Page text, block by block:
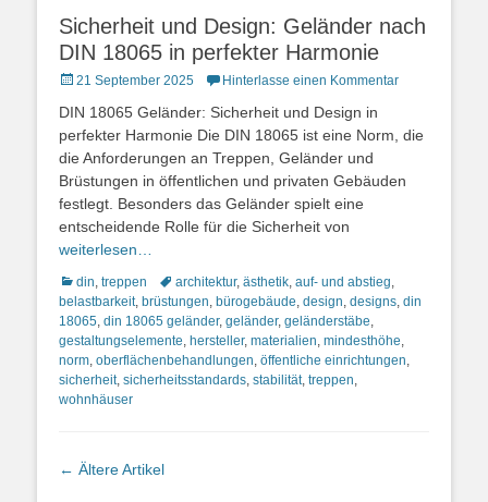
Sicherheit und Design: Geländer nach
DIN 18065 in perfekter Harmonie
Posted
21 September 2025 Hinterlasse einen Kommentar
DIN 18065 Geländer: Sicherheit und Design in
perfekter Harmonie Die DIN 18065 ist eine Norm, die
die Anforderungen an Treppen, Geländer und
Brüstungen in öffentlichen und privaten Gebäuden
festlegt. Besonders das Geländer spielt eine
entscheidende Rolle für die Sicherheit von
weiterlesen…
Kategorien
din, treppen Schlagworte
architektur, ästhetik, auf- und abstieg,
belastbarkeit, brüstungen, bürogebäude, design, designs, din
18065, din 18065 geländer, geländer, geländerstäbe,
gestaltungselemente, hersteller, materialien, mindesthöhe,
norm, oberflächenbehandlungen, öffentliche einrichtungen,
sicherheit, sicherheitsstandards, stabilität, treppen,
wohnhäuser
Artikel-
← Ältere Artikel